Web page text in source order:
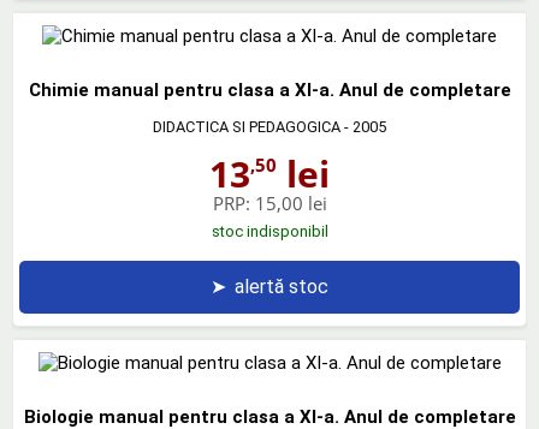
Chimie manual pentru clasa a XI-a. Anul de completare
DIDACTICA SI PEDAGOGICA - 2005
13,50 lei
PRP: 15,00 lei
stoc indisponibil
➤ alertă stoc
Biologie manual pentru clasa a XI-a. Anul de completare